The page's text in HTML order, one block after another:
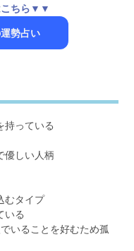
こちら▼▼
勢占い
持っている
優しい人柄
むタイプ
いる
いることを好むため孤